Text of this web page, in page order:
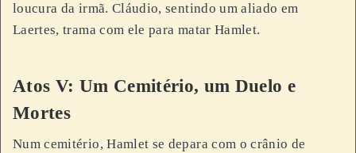
loucura da irmã. Cláudio, sentindo um aliado em
Laertes, trama com ele para matar Hamlet.
Atos V: Um Cemitério, um Duelo e
Mortes
Num cemitério, Hamlet se depara com o crânio de